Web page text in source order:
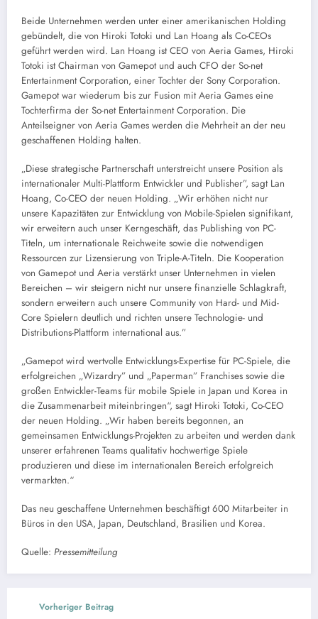
Beide Unternehmen werden unter einer amerikanischen Holding
gebündelt, die von Hiroki Totoki und Lan Hoang als Co-CEOs
geführt werden wird. Lan Hoang ist CEO von Aeria Games, Hiroki
Totoki ist Chairman von Gamepot und auch CFO der So-net
Entertainment Corporation, einer Tochter der Sony Corporation.
Gamepot war wiederum bis zur Fusion mit Aeria Games eine
Tochterfirma der So-net Entertainment Corporation. Die
Anteilseigner von Aeria Games werden die Mehrheit an der neu
geschaffenen Holding halten.
„Diese strategische Partnerschaft unterstreicht unsere Position als
internationaler Multi-Plattform Entwickler und Publisher”, sagt Lan
Hoang, Co-CEO der neuen Holding. „Wir erhöhen nicht nur
unsere Kapazitäten zur Entwicklung von Mobile-Spielen signifikant,
wir erweitern auch unser Kerngeschäft, das Publishing von PC-
Titeln, um internationale Reichweite sowie die notwendigen
Ressourcen zur Lizensierung von Triple-A-Titeln. Die Kooperation
von Gamepot und Aeria verstärkt unser Unternehmen in vielen
Bereichen – wir steigern nicht nur unsere finanzielle Schlagkraft,
sondern erweitern auch unsere Community von Hard- und Mid-
Core Spielern deutlich und richten unsere Technologie- und
Distributions-Plattform international aus.”
„Gamepot wird wertvolle Entwicklungs-Expertise für PC-Spiele, die
erfolgreichen „Wizardry” und „Paperman” Franchises sowie die
großen Entwickler-Teams für mobile Spiele in Japan und Korea in
die Zusammenarbeit miteinbringen“, sagt Hiroki Totoki, Co-CEO
der neuen Holding. „Wir haben bereits begonnen, an
gemeinsamen Entwicklungs-Projekten zu arbeiten und werden dank
unserer erfahrenen Teams qualitativ hochwertige Spiele
produzieren und diese im internationalen Bereich erfolgreich
vermarkten.“
Das neu geschaffene Unternehmen beschäftigt 600 Mitarbeiter in
Büros in den USA, Japan, Deutschland, Brasilien und Korea.
Quelle: Pressemitteilung
Vorheriger Beitrag